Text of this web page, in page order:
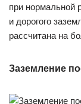
при нормальной
и дорогого
рассчитана на
Заземление